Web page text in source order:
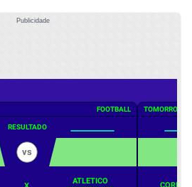
Publicidade